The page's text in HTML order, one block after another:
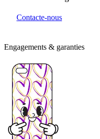
Contacte-nous
Engagements & garanties